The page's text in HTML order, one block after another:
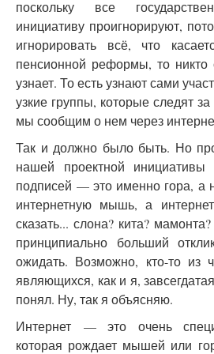
поскольку все
инициативу проигнорируют,
игнорировать всё, что
пенсионной реформы, то
узнает. То есть узнают сами
узкие группы, которые следят
мы сообщим о нем через
Так и должно было быть. Но
нашей проектной
подписей — это именно гора, а
интернетную мышь, а
сказать... слона? кита?
принципиально больший
ожидать. Возможно, кто-то из
являющихся, как и я,
понял. Ну, так я объясняю.
Интернет — это очень
которая рождает мышей или